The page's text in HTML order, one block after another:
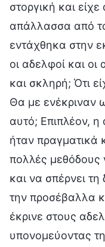
στοργική και
απάλλασσα από
εντάχθηκα στην
οι αδελφοί και
και σκληρή; Ότι
Θα με ενέκριναν
αυτό; Επιπλέον, η
ήταν πραγματικά
πολλές μεθόδους
και να σπέρνει
την προσέβαλλα
έκρινε στους
υπονομεύοντας